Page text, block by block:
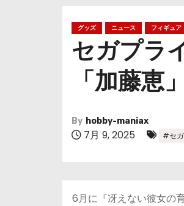
グッズ ニュース フィギュア
セガプラ
「加藤恵
By hobby-maniax
7月 9, 2025 #セ
6月に『冴えない彼女の